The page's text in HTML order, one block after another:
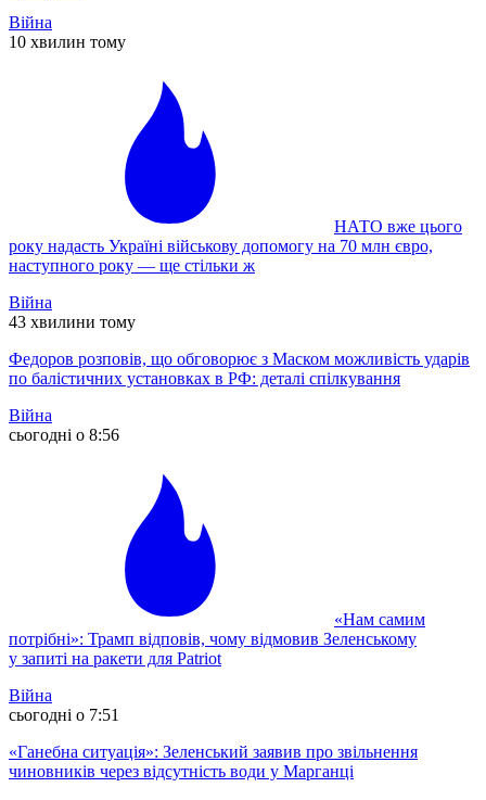
Війна
10 хвилин тому
НАТО вже цього
року надасть Україні військову допомогу на 70 млн євро,
наступного року — ще стільки ж
Війна
43 хвилини тому
Федоров розповів, що обговорює з Маском можливість ударів
по балістичних установках в РФ: деталі спілкування
Війна
сьогодні о 8:56
«Нам самим
потрібні»: Трамп відповів, чому відмовив Зеленському
у запиті на ракети для Patriot
Війна
сьогодні о 7:51
«Ганебна ситуація»: Зеленський заявив про звільнення
чиновників через відсутність води у Марганці